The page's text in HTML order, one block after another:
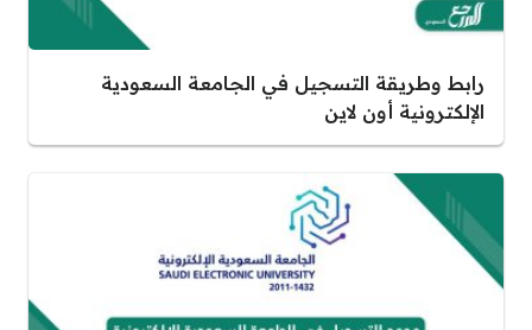
رابط وطريقة التسجيل في الجامعة السعودية
الإلكترونية أون لاين